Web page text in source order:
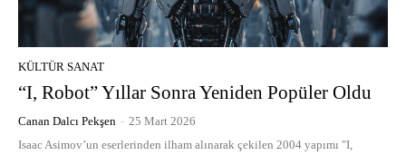
KÜLTÜR SANAT
“I, Robot” Yıllar Sonra Yeniden Popüler Oldu
Canan Dalcı Pekşen - 25 Mart 2026
Isaac Asimov’un eserlerinden ilham alınarak çekilen 2004 yapımı "I,